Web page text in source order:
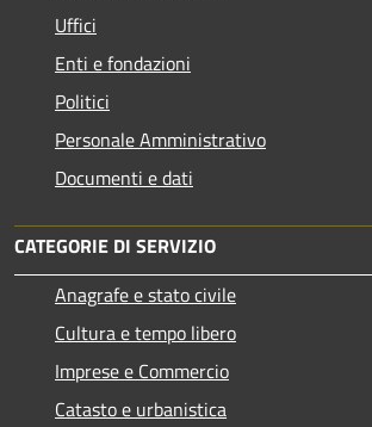
Uffici
Enti e fondazioni
Politici
Personale Amministrativo
Documenti e dati
CATEGORIE DI SERVIZIO
Anagrafe e stato civile
Cultura e tempo libero
Imprese e Commercio
Catasto e urbanistica